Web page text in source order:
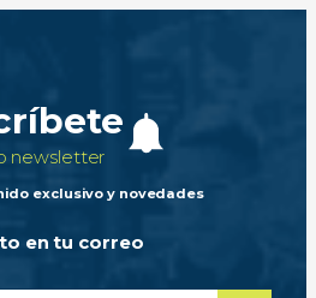
newsletter
exclusivo y novedades
en tu correo